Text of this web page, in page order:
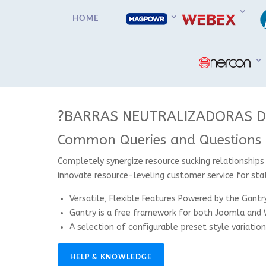
HOME
?BARRAS NEUTRALIZADORAS
Common Queries and Questions
Completely synergize resource sucking
innovate resource-leveling customer service for
Versatile, Flexible Features Powered by the
Gantry is a free framework for both Joomla and
A selection of configurable preset style
HELP & KNOWLEDGE